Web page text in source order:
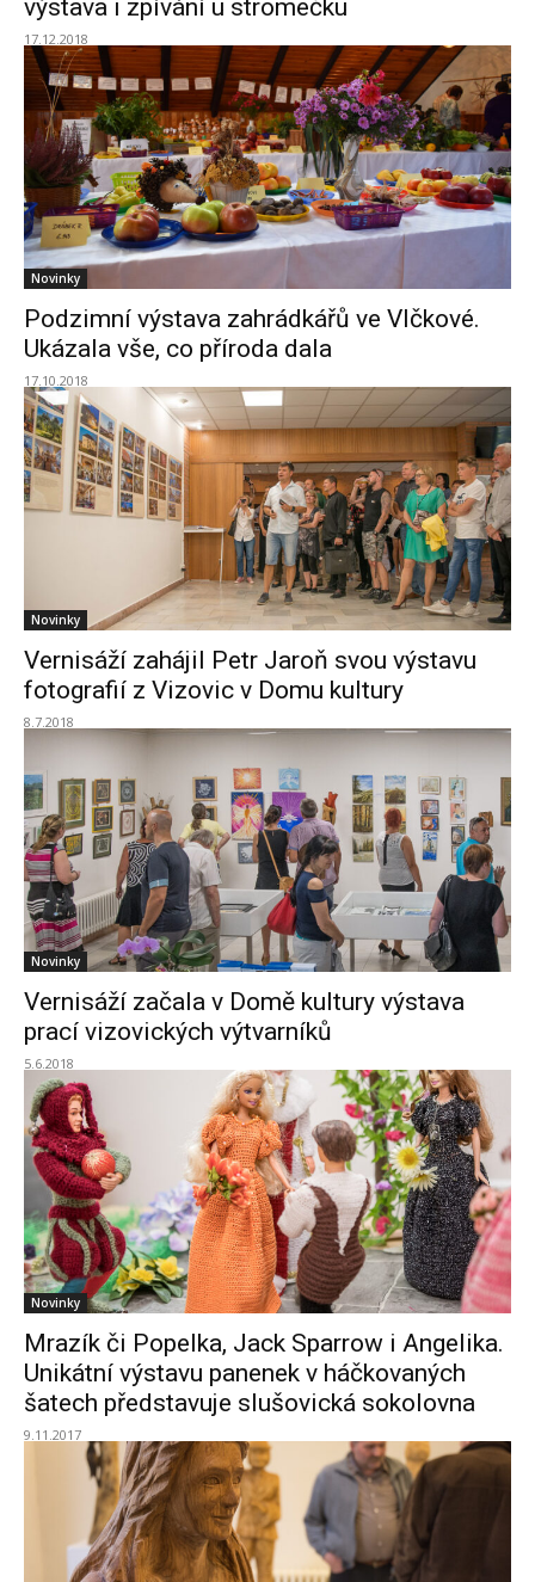
výstava i zpívání u stromečku
17.12.2018
Novinky
Podzimní výstava zahrádkářů ve Vlčkové.
Ukázala vše, co příroda dala
17.10.2018
Novinky
Vernisáží zahájil Petr Jaroň svou výstavu
fotografií z Vizovic v Domu kultury
8.7.2018
Novinky
Vernisáží začala v Domě kultury výstava
prací vizovických výtvarníků
5.6.2018
Novinky
Mrazík či Popelka, Jack Sparrow i Angelika.
Unikátní výstavu panenek v háčkovaných
šatech představuje slušovická sokolovna
9.11.2017